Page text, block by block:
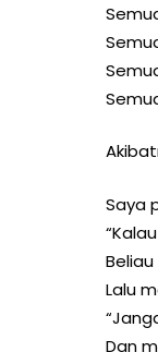
Saya
Lalu
Dan